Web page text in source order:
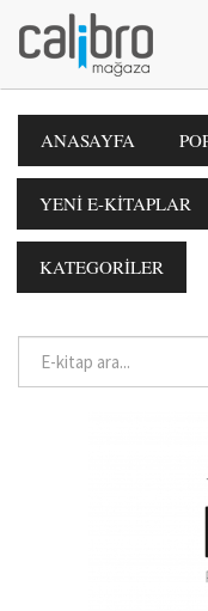
ANASAYFA
YENİ E-KİTAPLAR
KATEGORİLER